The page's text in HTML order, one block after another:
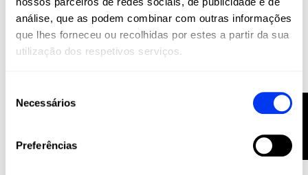
análise, que as podem combinar com outras informações
que lhes forneceu ou recolhidas por estes a partir da sua
utilização dos respetivos serviços.
Necessários
Preferências
Raquetes de padel